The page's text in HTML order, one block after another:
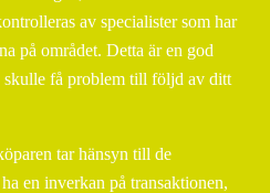
av specialister som har
på området. Detta är en god
få problem till följd av ditt
tar hänsyn till de
en inverkan på transaktionen,